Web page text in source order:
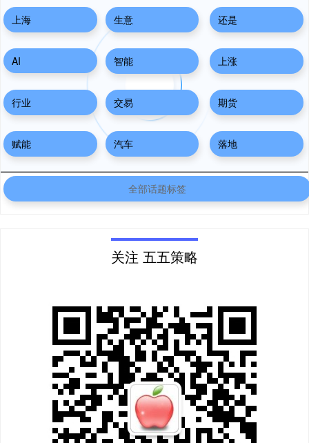
上海 生意 还是
AI 智能 上涨
行业 交易 期货
赋能 汽车 落地
全部话题标签
关注 五五策略